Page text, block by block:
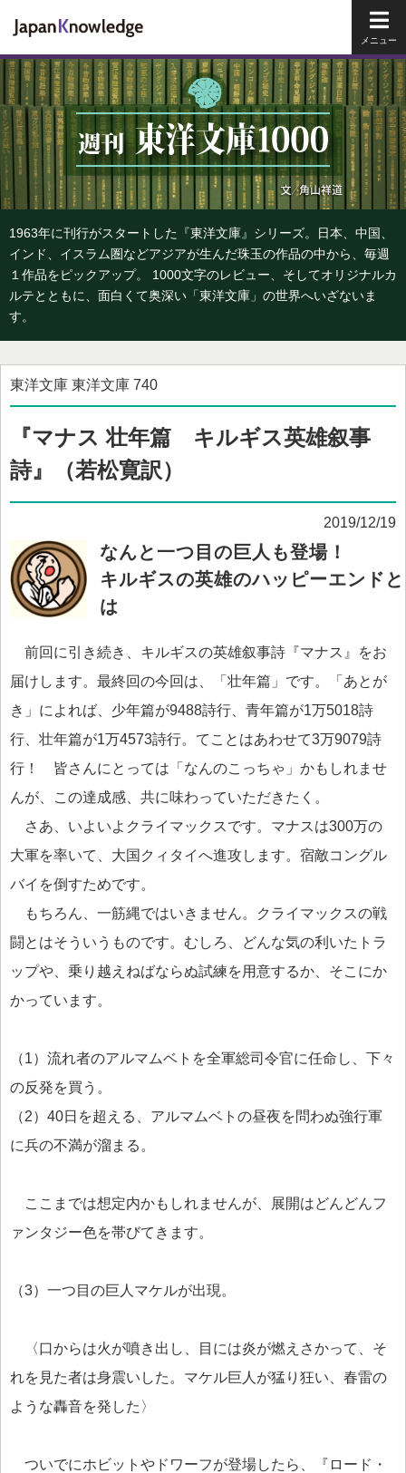
1963年に刊行がスタートした『東洋文庫』シリーズ。日本、中国、
インド、イスラム圏などアジアが生んだ珠玉の作品の中から、毎週
１作品をピックアップ。 1000文字のレビュー、そしてオリジナルカ
ルテとともに、面白くて奥深い「東洋文庫」の世界へいざないま
す。
東洋文庫 東洋文庫 740
『マナス 壮年篇 キルギス英雄叙事
詩』（若松寛訳）
2019/12/19
なんと一つ目の巨人も登場！
キルギスの英雄のハッピーエンドと
は
前回に引き続き、キルギスの英雄叙事詩『マナス』をお
届けします。最終回の今回は、「壮年篇」です。「あとが
き」によれば、少年篇が9488詩行、青年篇が1万5018詩
行、壮年篇が1万4573詩行。てことはあわせて3万9079詩
行！ 皆さんにとっては「なんのこっちゃ」かもしれませ
んが、この達成感、共に味わっていただきたく。
さあ、いよいよクライマックスです。マナスは300万の
大軍を率いて、大国クィタイへ進攻します。宿敵コングル
バイを倒すためです。
もちろん、一筋縄ではいきません。クライマックスの戦
闘とはそういうものです。むしろ、どんな気の利いたトラ
ップや、乗り越えねばならぬ試練を用意するか、そこにか
かっています。
（1）流れ者のアルマムベトを全軍総司令官に任命し、下々
の反発を買う。
（2）40日を超える、アルマムベトの昼夜を問わぬ強行軍
に兵の不満が溜まる。
ここまでは想定内かもしれませんが、展開はどんどんフ
ァンタジー色を帯びてきます。
（3）一つ目の巨人マケルが出現。
〈口からは火が噴き出し、目には炎が燃えさかって、そ
れを見た者は身震いした。マケル巨人が猛り狂い、春雷の
ような轟音を発した〉
ついでにホビットやドワーフが登場したら、『ロード・